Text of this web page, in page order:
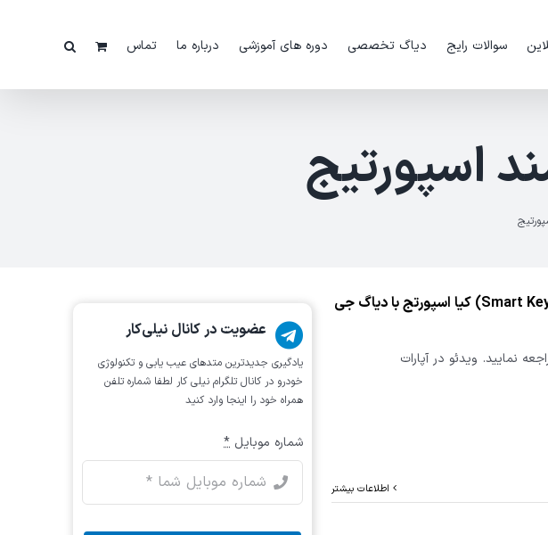
سوالات رایج دیاگ تخصصی دوره های آموزشی درباره ما تماس
اسپورتیج
ویدیو: تعریف کلید هوشمند (Smart Key) کیا اسپورتج با دیاگ جی
نمایید. ویدئو در آپارات
اطلاعات بیشتر
عضویت در کانال نیلی‌کار
یادگیری جدیدترین متد‌های عیب یابی‌ و تکنولوژی
خودرو در کانال تلگرام نیلی کار لطفا شماره تلفن
همراه خود را اینجا وارد کنید
شماره موبایل *